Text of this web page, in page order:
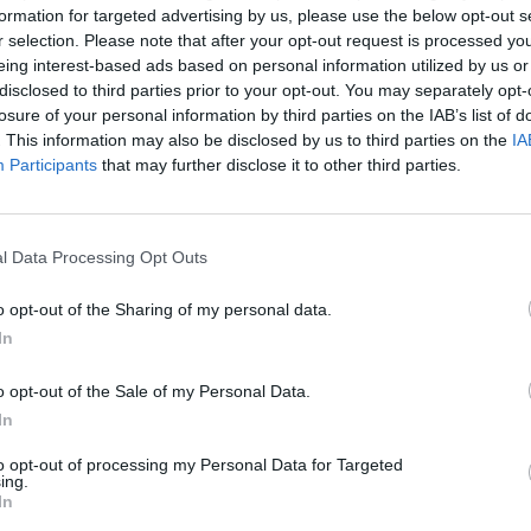
for targeted advertising by us, please use the below opt-out
selection. Please note that after your opt-out request is processed
interest-based ads based on personal information utilized by us
to third parties prior to your opt-out. You may separately
of your personal information by third parties on the IAB’s list of
This information may also be disclosed by us to third parties on the
Participants that may further disclose it to other third parties.
Data Processing Opt Outs
opt-out of the Sharing of my personal data.
opt-out of the Sale of my Personal Data.
opt-out of processing my Personal Data for Targeted
se a odpovědět
|Předmět:
a o čem je víra v Boha či ateismus? (123)/*ľudská
uvedené v Božom slove:
: dôstojnosť človeka sa prejavuje v tom, že človek dostal od
za svoje činy zodpovednosť...
: človek má v sebe vpísaný prirodzený morálny zákon
hriechu: hoci ľudský hriech a morálne zlyhanie Boží obraz v
prejavuje sa v špecifických osobných účinkoch dedičného/
: - podľa NZ-a má človek v Božích
Ježiša Krista, aby ho zachránil (Jn 3, 16), vykúpenie Kristom
ľudskej osoby...
: Božie slovo žiada rešpekt voči dôstojnosti
: Ježiš Kristus pri svojom pôsobení obracal pozornosť na